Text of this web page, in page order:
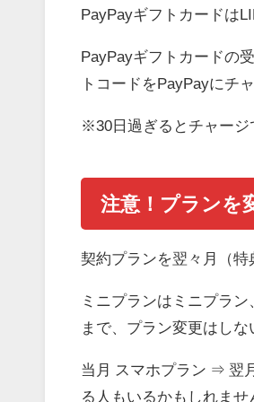
PayPayギフトカードは
PayPayギフトカードの
トコードをPayPayにチ
※30日過ぎるとチャージ
注意！ プランを
契約プランを翌々月（特
ミニプランはミニプラ
まで、プラン変更はしな
当月 スマホプラン ⇒ 翌
る人もいるかもしれませ